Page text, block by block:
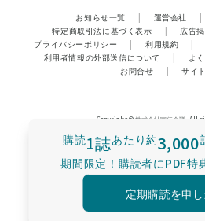
購読1誌あたり約3,000
期間限定！購読者にPDF特
定期購読を申
お知らせ一覧 | 運営会社 |
特定商取引法に基づく表示
| 広告
プライバシーポリシー
| 利用規約 |
利用者情報の外部送信について
| よ
お問合せ
| サイ
Copyright © 株式会社宣伝会議. All